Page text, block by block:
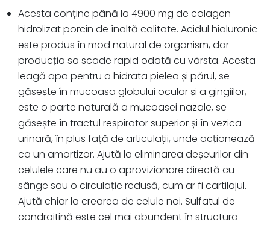
Acesta conține până la 4900 mg de colagen
hidrolizat porcin de înaltă calitate. Acidul hialuronic
este produs în mod natural de organism, dar
producția sa scade rapid odată cu vârsta. Acesta
leagă apa pentru a hidrata pielea și părul, se
găsește în mucoasa globului ocular și a gingiilor,
este o parte naturală a mucoasei nazale, se
găsește în tractul respirator superior și în vezica
urinară, în plus față de articulații, unde acționează
ca un amortizor. Ajută la eliminarea deșeurilor din
celulele care nu au o aprovizionare directă cu
sânge sau o circulație redusă, cum ar fi cartilajul.
Ajută chiar la crearea de celule noi. Sulfatul de
condroitină este cel mai abundent în structura